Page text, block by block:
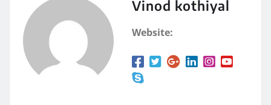
Vinod kothiyal
Website: